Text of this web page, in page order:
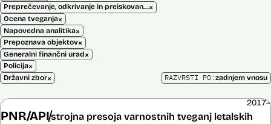
Preprečevanje, odkrivanje in preiskovanje kaznivih dejanj×
Ocena tveganja×
Napovedna analitika×
Prepoznava objektov×
Generalni finančni urad×
Policija×
Državni zbor× RAZVRSTI PO:zadnjem vnosu
PNR/APIstrojna presoja varnostnih tveganj letalskih
2017–